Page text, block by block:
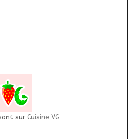
sur Cuisine VG